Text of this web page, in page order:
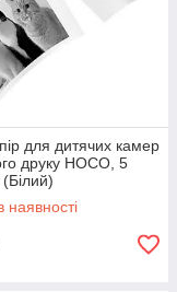
для дитячих камер
друку HOCO, 5
(Білий)